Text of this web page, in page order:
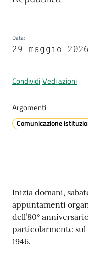
A
l
e
t
e
o
Data:
29 maggio 2026
CondividiVedi azioni
Argomenti
Comunicazione
Contenuto
Inizia domani,
appuntamenti
dell’80°
particolarmente
1946.